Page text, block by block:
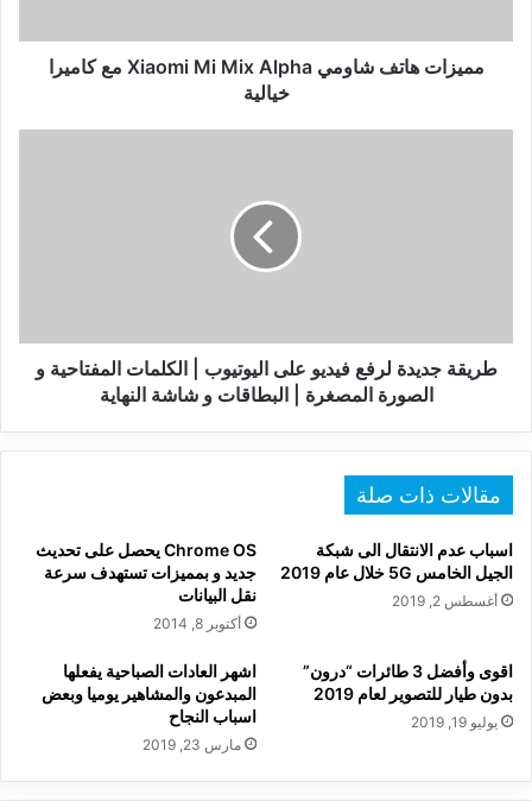
كاميرا
خيالية
مميزات هاتف شاومي Xiaomi Mi Mix Alpha مع كاميرا
خيالية
المفتاحية
شاشة
النهاية
طريقة جديدة لرفع فيديو على اليوتيوب | الكلمات المفتاحية و
الصورة المصغرة | البطاقات و شاشة النهاية
مقالات ذات صلة
اسباب عدم الانتقال الى شبكة
الجيل الخامس 5G خلال عام 2019
أغسطس 2, 2019
Chrome OS يحصل على تحديث
جديد و بمميزات تستهدف سرعة
نقل البيانات
أكتوبر 8, 2014
اقوى وأفضل 3 طائرات “درون”
بدون طيار للتصوير لعام 2019
يوليو 19, 2019
اشهر العادات الصباحية يفعلها
المبدعون والمشاهير يوميا وبعض
اسباب النجاح
مارس 23, 2019